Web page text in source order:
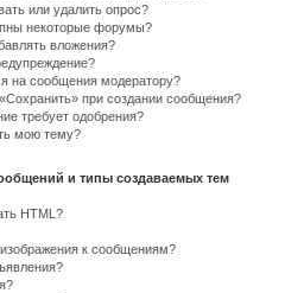
или удалить опрос?
некоторые форумы?
вложения?
на сообщения модератору?
при создании сообщения?
требует одобрения?
мою тему?
и типы создаваемых тем
HTML?
к сообщениям?